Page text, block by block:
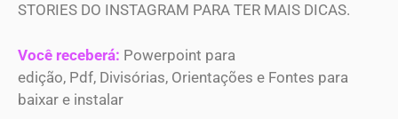
STORIES DO INSTAGRAM PARA TER MAIS DICAS.
Você receberá: Powerpoint para
edição, Pdf, Divisórias, Orientações e Fontes para
baixar e instalar